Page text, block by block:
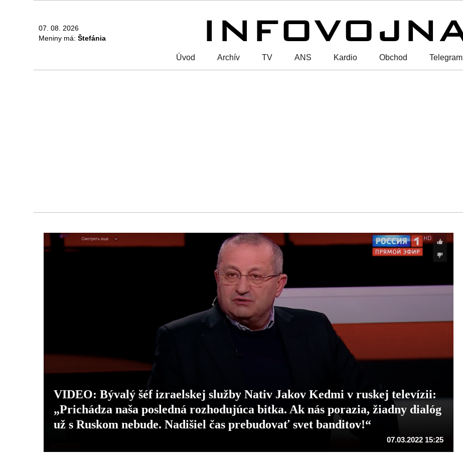
07. 08. 2026
Meniny má: Štefánia
Úvod Archív TV ANS Kardio Obchod Telegram
VIDEO: Bývalý šéf izraelskej služby Nativ Jakov Kedmi v ruskej televízii:
„Prichádza naša posledná rozhodujúca bitka. Ak nás porazia, žiadny dialóg
už s Ruskom nebude. Nadišiel čas prebudovať svet banditov!“
07.03.2022 15:25